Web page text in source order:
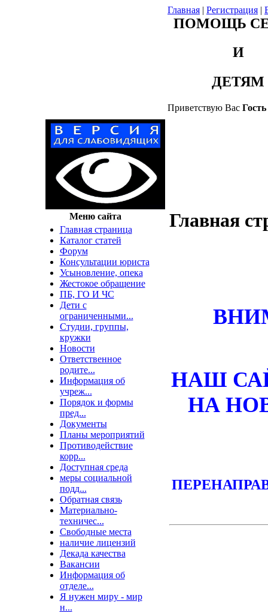
Главная | Регистрация |
ПОМОЩЬ
И
ДЕТЯМ
Приветствую Вас Гость
Меню сайта
Главная страница
Каталог статей
Форум
Консультации юриста
Усыновление, опека
Жестокое обращение
ПБ, ГО И ЧС
Дети с
ограниченными...
Студии, группы,
кружки
Новости
Ответственное
родите...
Информация об
учреж...
Порядок и формы
пред...
Документы
Планы мероприятий
Противодействие
корр...
Доступная среда
меры социальной
подд...
Обратная связь
Материально-
техничес...
Свободные места
наличие лицензий
Декада качества
Вакансии
Информация об
отделе...
Я нужен миру - мир
н...
Главная
НАШ
НА